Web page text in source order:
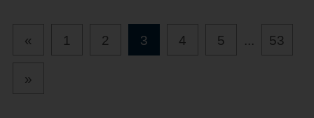
« 1 2 3 4 5 ... 53
»